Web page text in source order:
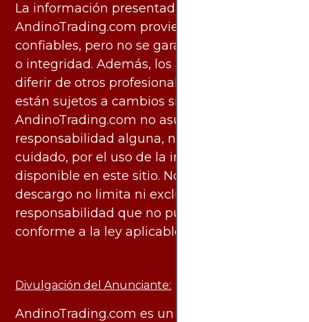
La información presentada por
AndinoTrading.com proviene de fuentes
confiables, pero no se garantiza su exactitud
o integridad. Además, los análisis pueden
diferir de otros profesionales calificados y
están sujetos a cambios sin previo aviso.
AndinoTrading.com no asume
responsabilidad alguna, ni deber de
cuidado, por el uso de la información
disponible en este sitio. No obstante, este
descargo no limita ni excluye ninguna
responsabilidad que no pueda ser excluida
conforme a la ley aplicable.
Divulgación del Anunciante:
AndinoTrading.com es un sitio de uso